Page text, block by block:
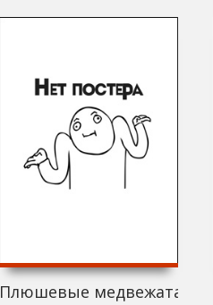
Плюшевые медвежата